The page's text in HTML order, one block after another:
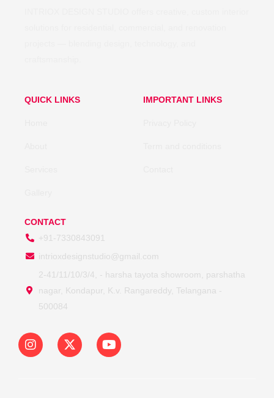
QUICK LINKS IMPORTANT LINKS
CONTACT
+91-7330843091
intrioxdesignstudio@gmail.com
2-41/11/10/3/4, - harsha tayota showroom, parshatha
nagar, Kondapur, K.v. Rangareddy, Telangana -
500084
I
n
X
-
Y
o